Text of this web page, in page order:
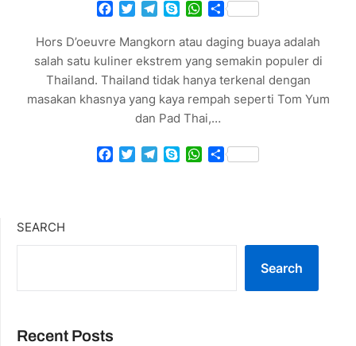
Facebook
TwitterTelegram
SkypeWhatsApp
Share
Hors D’oeuvre Mangkorn atau daging buaya adalah
salah satu kuliner ekstrem yang semakin populer di
Thailand. Thailand tidak hanya terkenal dengan
masakan khasnya yang kaya rempah seperti Tom Yum
dan Pad Thai,…
Facebook
TwitterTelegram
SkypeWhatsApp
Share
SEARCH
Search
Recent Posts